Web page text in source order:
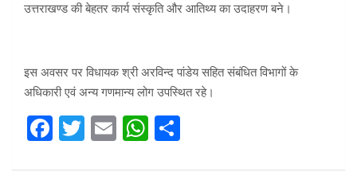
उत्तराखण्ड की बेहतर कार्य संस्कृति और आतिथ्य का उदाहरण बने।
इस अवसर पर विधायक श्री अरविन्द पांडेय सहित संबंधित विभागों के
अधिकारी एवं अन्य गणमान्य लोग उपस्थित रहे।
F
T
E
W